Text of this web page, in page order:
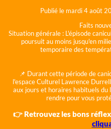
Publié le mardi 4 août
Faits
Situation générale : L'épisode
poursuit au moins jusqu'en
temporaire des
📌 Durant cette période de
l'espace Culturel Lawrence
aux jours et horaires habituels du
rendre pour vous
👉 Retrouvez les bons